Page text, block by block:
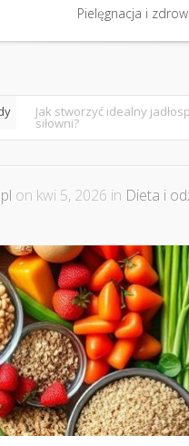
i kontakt Domowe
Pielęgnacja i
Jak stworzyć idealny
siłowni?
on kwi 5, 2026 in Dieta i